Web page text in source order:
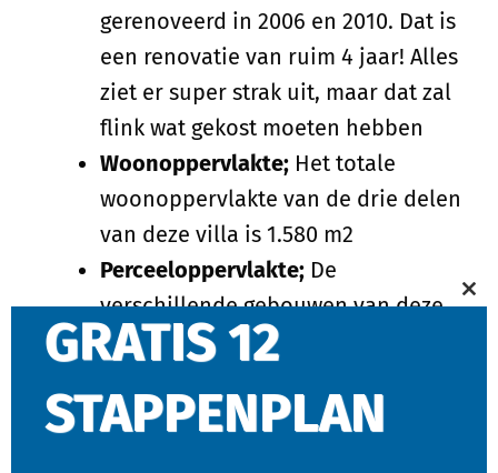
gerenoveerd in 2006 en 2010. Dat is
een renovatie van ruim 4 jaar! Alles
ziet er super strak uit, maar dat zal
flink wat gekost moeten hebben
Woonoppervlakte; Het totale
woonoppervlakte van de drie delen
van deze villa is 1.580 m2
Perceeloppervlakte; De
verschillende gebouwen van deze
villa is gelegen op een perceel van
Vraagprijs per m2;Zoals
GRATIS 12
STAPPENPLAN